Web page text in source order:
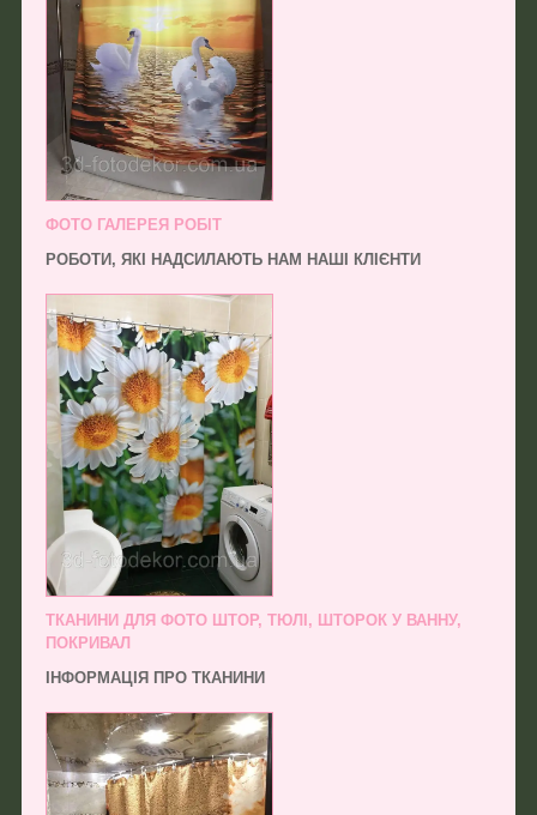
ФОТО ГАЛЕРЕЯ РОБІТ
РОБОТИ, ЯКІ НАДСИЛАЮТЬ НАМ НАШІ КЛІЄНТИ
ТКАНИНИ ДЛЯ ФОТО ШТОР, ТЮЛІ, ШТОРОК У ВАННУ,
ПОКРИВАЛ
ІНФОРМАЦІЯ ПРО ТКАНИНИ